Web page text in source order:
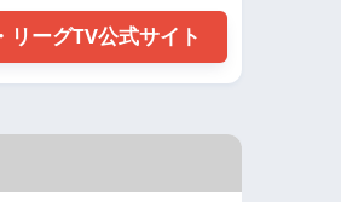
リーグTV公式サイト